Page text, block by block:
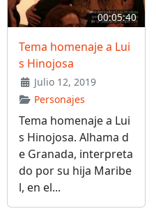
00:05:40
Tema homenaje a Lui
s Hinojosa
Julio 12, 2019
Personajes
Tema homenaje a Lui
s Hinojosa. Alhama d
e Granada, interpreta
do por su hija Maribe
l, en el...